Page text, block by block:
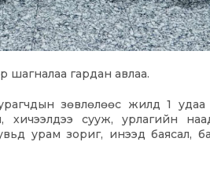
шагналаа гардан авлаа.
зөвлөлөөс жилд 1 удаа
хичээлдээ сууж, урлагийн
урам зориг, инээд баясал,